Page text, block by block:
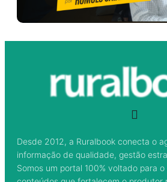
Desde 2012, a Ruralbook conecta o
informação de qualidade, gestão
Somos um portal 100% voltado para